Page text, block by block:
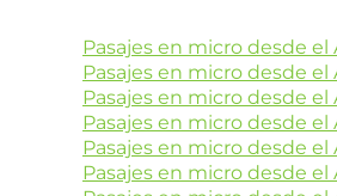
Pasajes en micro desde
Pasajes en micro desde
Pasajes en micro desde
Pasajes en micro desde
Pasajes en micro desde
Pasajes en micro desde